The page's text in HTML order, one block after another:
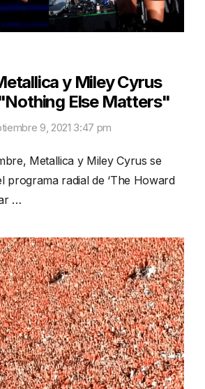
y Miley Cyrus
Else Matters"
9, 2021 3:47 pm
Metallica y Miley Cyrus se
programa radial de ‘The Howard
…